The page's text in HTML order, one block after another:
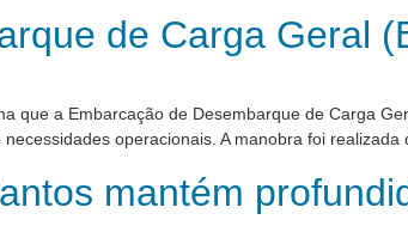
de Carga Geral
que a Embarcação de Desembarque de Carga
operacionais. A manobra foi
mantém